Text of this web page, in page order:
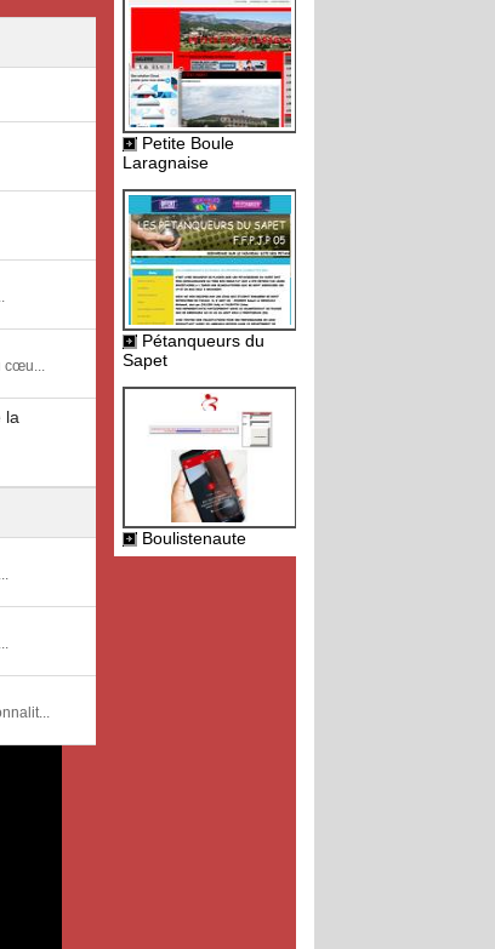
cœu...
la
Petite Boule
Laragnaise
Pétanqueurs du
Sapet
Boulistenaute